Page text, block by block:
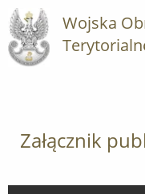
Wojska
Załącznik